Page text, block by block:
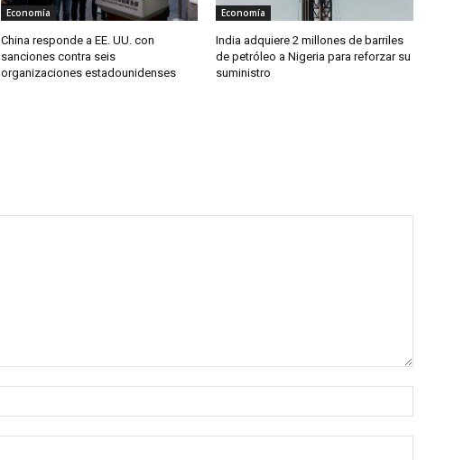
Economía
China responde a EE. UU. con
sanciones contra seis
organizaciones estadounidenses
Economía
India adquiere 2 millones de barriles
de petróleo a Nigeria para reforzar su
suministro